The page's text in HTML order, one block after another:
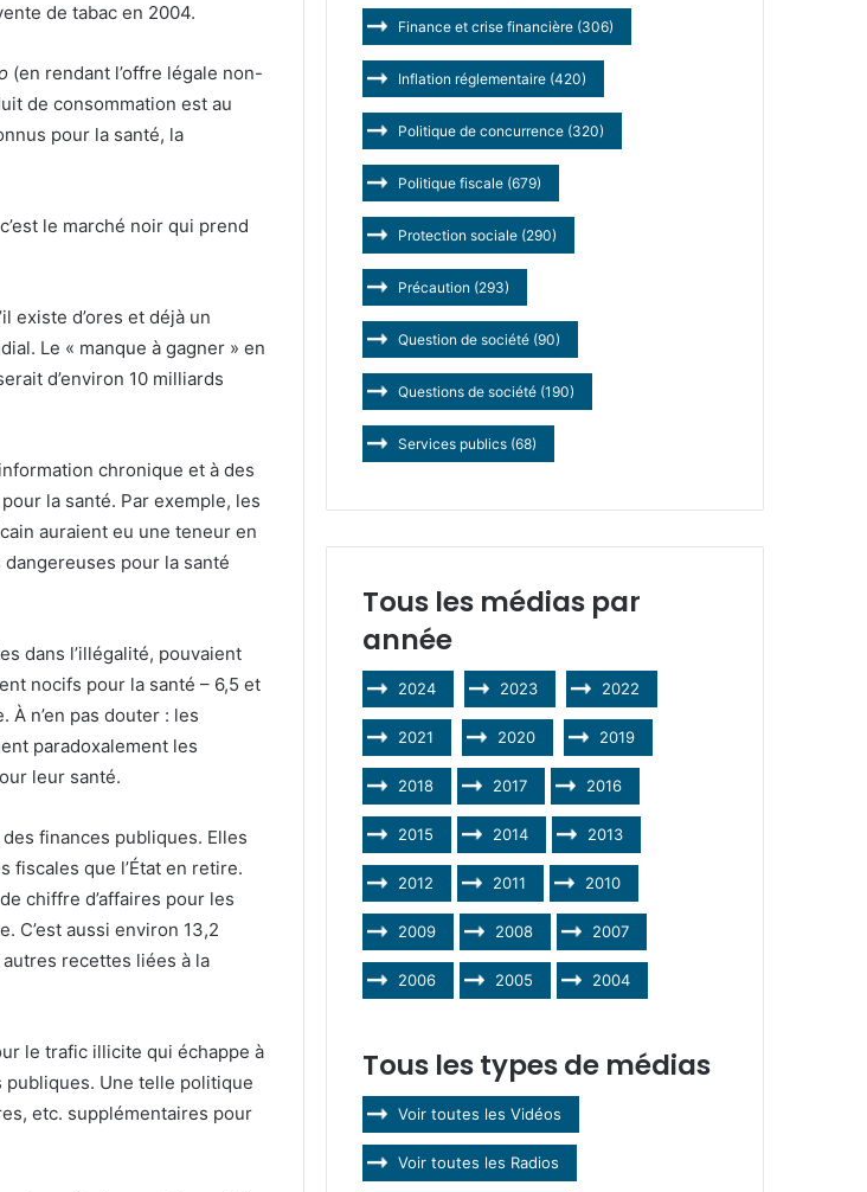
de tabac en 2004.
(en rendant l’offre légale non-
de consommation est au
pour la santé, la
le marché noir qui prend
existe d’ores et déjà un
Le « manque à gagner » en
d’environ 10 milliards
chronique et à des
la santé. Par exemple, les
auraient eu une teneur en
pour la santé
dans l’illégalité, pouvaient
nocifs pour la santé – 6,5 et
n’en pas douter : les
paradoxalement les
leur santé.
finances publiques. Elles
fiscales que l’État en retire.
chiffre d’affaires pour les
C’est aussi environ 13,2
recettes liées à la
le trafic illicite qui échappe à
Une telle politique
etc. supplémentaires pour
Finance et crise financière (306)
Inflation réglementaire (420)
Politique de concurrence (320)
Politique fiscale (679)
Protection sociale (290)
Précaution (293)
Question de société (90)
Questions de société (190)
Services publics (68)
Tous les médias par
année
2024 2023 2022
2021 2020 2019
2018 2017 2016
2015 2014 2013
2012 2011 2010
2009 2008 2007
2006 2005 2004
Tous les types de médias
Voir toutes les Vidéos
Voir toutes les Radios